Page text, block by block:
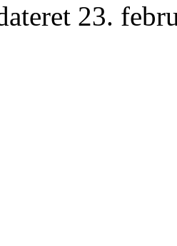
23.